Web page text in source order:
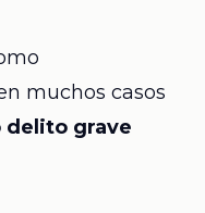
muchos casos
delito grave